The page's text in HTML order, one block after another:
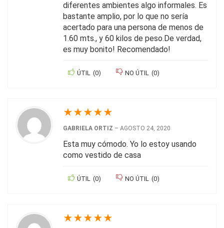
diferentes ambientes algo informales. Es
bastante amplio, por lo que no sería
acertado para una persona de menos de
1.60 mts., y 60 kilos de peso.De verdad,
es muy bonito! Recomendado!
ÚTIL (0) NO ÚTIL (0)
★★★★★
GABRIELA ORTIZ – AGOSTO 24, 2020
Esta muy cómodo. Yo lo estoy usando
como vestido de casa
ÚTIL (0) NO ÚTIL (0)
★★★★★